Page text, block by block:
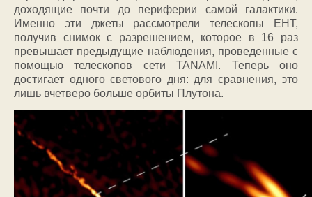
доходящие почти до периферии самой галактики.
Именно эти джеты рассмотрели телескопы ЕНТ,
получив снимок с разрешением, которое в 16 раз
превышает предыдущие наблюдения, проведенные с
помощью телескопов сети TANAMI. Теперь оно
достигает одного светового дня: для сравнения, это
лишь вчетверо больше орбиты Плутона.